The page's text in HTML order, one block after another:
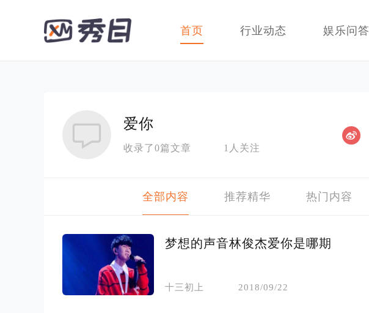
首页 行业动态 娱乐问答
爱你
收录了0篇文章 1人关注
全部内容 推荐精华 热门内容
梦想的声音林俊杰爱你是哪期
十三初上 2018/09/22